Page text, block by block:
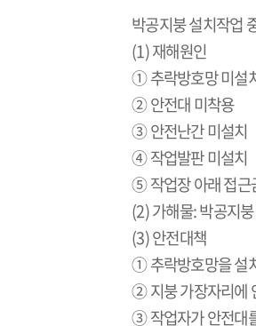
박공지붕 설치작업
(1)재해원인
① 추락방호망 미설
② 안전대 미착용
③ 안전난간 미설치
④ 작업발판 미설치
⑤ 작업장 아래 접근
(2)가해물:박공지붕
(3)안전대책
① 추락방호망을 설
② 지붕 가장자리에
③ 작업자가 안전대